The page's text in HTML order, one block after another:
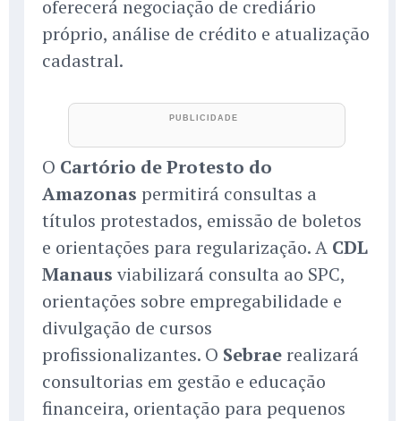
oferecerá negociação de crediário
próprio, análise de crédito e atualização
cadastral.
O Cartório de Protesto do
Amazonas permitirá consultas a
títulos protestados, emissão de boletos
e orientações para regularização. A CDL
Manaus viabilizará consulta ao SPC,
orientações sobre empregabilidade e
divulgação de cursos
profissionalizantes. O Sebraerealizará
consultorias em gestão e educação
financeira, orientação para pequenos